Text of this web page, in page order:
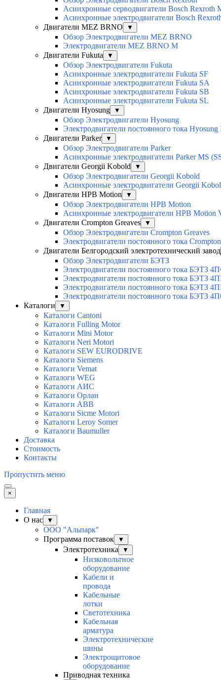
Асинхронные серводвигатели Bosch Rexroth
Асинхронные электродвигатели Bosch
Двигатели MEZ BRNO
▼
Обзор Электродвигатели MEZ BRNO
Электродвигатели MEZ BRNO M
Двигатели Fukuta
▼
Обзор Электродвигатели Fukuta
Асинхронные электродвигатели Fukuta SF
Асинхронные электродвигатели Fukuta SA
Асинхронные электродвигатели Fukuta SB
Асинхронные электродвигатели Fukuta SL
Двигатели Hyosung
▼
Обзор Электродвигатели Hyosung
Электродвигатели постоянного тока
Двигатели Parker
▼
Обзор Электродвигатели Parker
Асинхронные электродвигатели Parker MS
Двигатели Georgii Kobold
▼
Обзор Электродвигатели Georgii Kobold
Асинхронные электродвигатели Georgii
Двигатели HPB Motion
▼
Обзор Электродвигатели HPB Motion
Асинхронные электродвигатели HPB Motion
Двигатели Crompton Greaves
▼
Обзор Электродвигатели Crompton Greaves
Электродвигатели постоянного тока
Двигатели Белгородский электротехнический завод
Обзор Электродвигатели БЭТЗ
Электродвигатели постоянного тока БЭТЗ
Электродвигатели постоянного тока БЭТЗ
Электродвигатели постоянного тока БЭТЗ
Электродвигатели постоянного тока БЭТЗ
Каталоги
▼
Каталоги Cantoni
Каталоги Fulling Motor
Каталоги Mini Motor
Каталоги Neri Motori
Каталоги SEW EURODRIVE
Каталоги Siemens
Каталоги Vemat
Каталоги WEG
Каталоги АИС
Каталоги Орлан
Каталоги ABB
Каталоги Sicme Motori
Каталоги Leroy Somer
Каталоги Baumuller
Доставка
Стоимость
Контакты
Пропустить меню
×
Главная
О нас
▼
ООО "Альпарк"
Программа поставок
▼
Электротехника ▼
Низковольтное
оборудование
Кабели и
провода
Кабельные
лотки
Светотехника
Кабельная
арматура
Электротехнические
шины
Электрощитовое
оборудование
Приводная техника